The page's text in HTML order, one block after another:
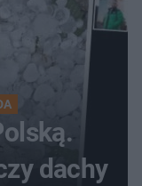
dachy